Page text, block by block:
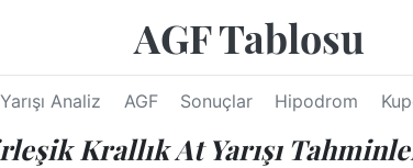
AGF Tablosu
Analiz AGF Sonuçlar Hipodrom
Krallık At Yarışı